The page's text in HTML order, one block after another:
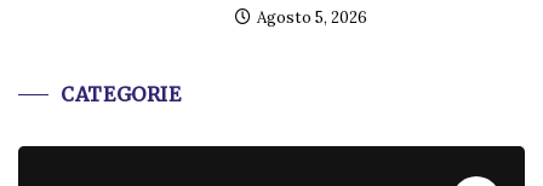
Agosto 5, 2026
CATEGORIE